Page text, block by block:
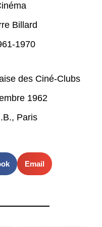
Billard
1970
des Ciné-Clubs
1962
Paris
Email